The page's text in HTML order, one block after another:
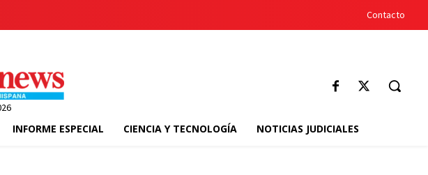
Contacto
INFORME ESPECIAL CIENCIA Y TECNOLOGÍA NOTICIAS JUDICIALES